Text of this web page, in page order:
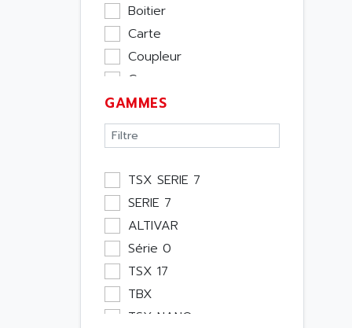
Boitier
Carte
Coupleur
Cpu
Ecran
Entrée / Sortie
Memoire
Module Métier
Moteur
Pupitre Opérateur
Rack
Etude
Software
Variateur
GAMMES
TSX SERIE 7
SERIE 7
ALTIVAR
Série 0
TSX 17
TBX
TSX NANO